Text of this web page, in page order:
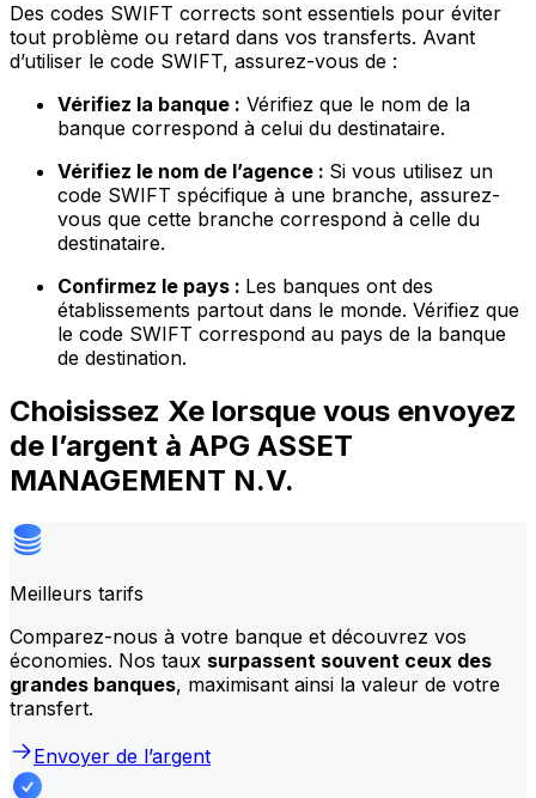
Des codes SWIFT corrects sont essentiels pour éviter
tout problème ou retard dans vos transferts. Avant
d’utiliser le code SWIFT, assurez-vous de :
Vérifiez la banque : Vérifiez que le nom de la
banque correspond à celui du destinataire.
Vérifiez le nom de l’agence : Si vous utilisez un
code SWIFT spécifique à une branche, assurez-
vous que cette branche correspond à celle du
destinataire.
Confirmez le pays : Les banques ont des
établissements partout dans le monde. Vérifiez que
le code SWIFT correspond au pays de la banque
de destination.
Choisissez Xe lorsque vous envoyez
de l’argent à APG ASSET
MANAGEMENT N.V.
Meilleurs tarifs
Comparez-nous à votre banque et découvrez vos
économies. Nos taux surpassent souvent ceux des
grandes banques, maximisant ainsi la valeur de votre
transfert.
Envoyer de l’argent